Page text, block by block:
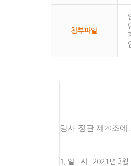
첨부파일
당사 정관 제 20조에
1. 일 시 : 2021 년 3월